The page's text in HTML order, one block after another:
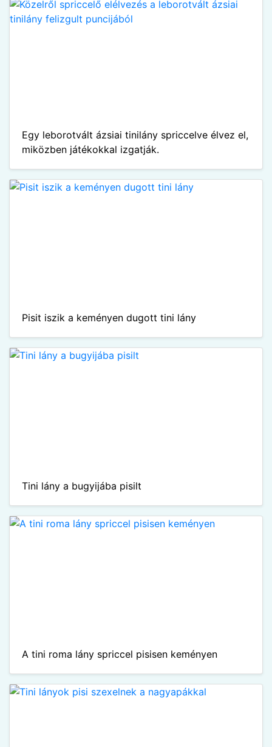
Egy leborotvált ázsiai tinilány spriccelve élvez el,
miközben játékokkal izgatják.
Pisit iszik a keményen dugott tini lány
Tini lány a bugyijába pisilt
A tini roma lány spriccel pisisen keményen